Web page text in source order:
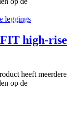
high-rise
heeft meerdere
op de